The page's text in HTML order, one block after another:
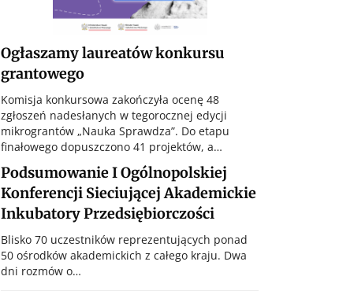
Ogłaszamy laureatów konkursu
grantowego
Komisja konkursowa zakończyła ocenę 48
zgłoszeń nadesłanych w tegorocznej edycji
mikrograntów „Nauka Sprawdza”. Do etapu
finałowego dopuszczono 41 projektów, a…
Podsumowanie I Ogólnopolskiej
Konferencji Sieciującej Akademickie
Inkubatory Przedsiębiorczości
Blisko 70 uczestników reprezentujących ponad
50 ośrodków akademickich z całego kraju. Dwa
dni rozmów o…